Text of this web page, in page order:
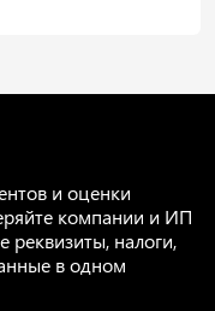
и оценки
компании и ИП
реквизиты, налоги,
в одном